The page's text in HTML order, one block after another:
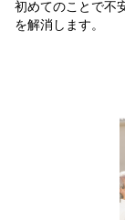
初めてのことで不
を解消します。